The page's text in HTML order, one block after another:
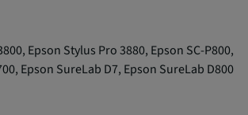
Epson Stylus Pro 3880, Epson SC-P800,
Epson SureLab D7, Epson SureLab D800